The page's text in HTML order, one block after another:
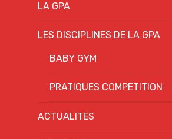
LA GPA
LES DISCIPLINES DE LA GPA
BABY GYM
PRATIQUES COMPETITION
ACTUALITES